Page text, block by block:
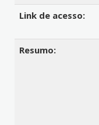
Link de acesso:
Resumo: